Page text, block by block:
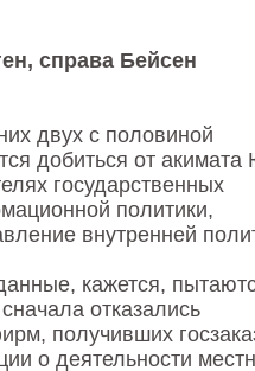
справа Бейсен
двух с половиной
добиться от
государственных
политики,
внутренней
кажется,
отказались
получивших
о деятельности